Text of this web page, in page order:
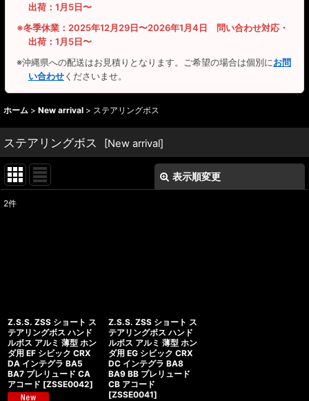
出荷：1月5日〜
※冬季休業：2025年12月29日〜2026年1月4日 問い合わせ対応・
出荷：1月5日〜
※沖縄県への配送はお見積りとなります。ご希望の場合は個別にお問
い合わせくださいませ。
ホーム > New arrival > ステアリングボス
ステアリングボス [New arrival]
表示順変更
2件
Z.S.S. ZSS ショート ス
テアリングボス ハンド
ルボス アルミ 薄型 ホン
ダ用 EF シビック CRX
DA インテグラ BA5
BA7 プレリュード CA
アコード [ZSSE0042]
Z.S.S. ZSS ショート ス
テアリングボス ハンド
ルボス アルミ 薄型 ホン
ダ用 EG シビック CRX
DC インテグラ BA8
BA9 BB プレリュード
CB アコード
[ZSSE0041]